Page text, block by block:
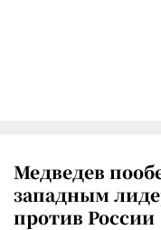
Медведев
западным
против России